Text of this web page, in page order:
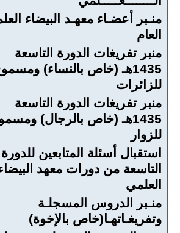
منـبر أعضـاء معهـد البيضاء
العام
منبر تفريغات الدورة التاسعة
1435هـ (خاص بالنساء)
للزائرات
منبر تفريغات الدورة التاسعة
1435هـ (خاص بالرجال)
للزوار
استقبال أسئلة المتابعين للدورة
التاسعة من دورات معهد
العلمي
منـبر الدروس المسجلـة
وتفريغـاتهـا(خاص بالإخوة)